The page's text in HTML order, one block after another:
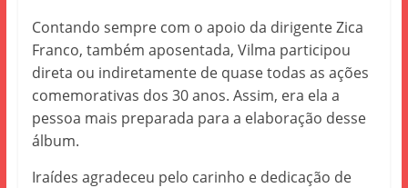
Contando sempre com o apoio da dirigente Zica
Franco, também aposentada, Vilma participou
direta ou indiretamente de quase todas as ações
comemorativas dos 30 anos. Assim, era ela a
pessoa mais preparada para a elaboração desse
álbum.
Iraídes agradeceu pelo carinho e dedicação de